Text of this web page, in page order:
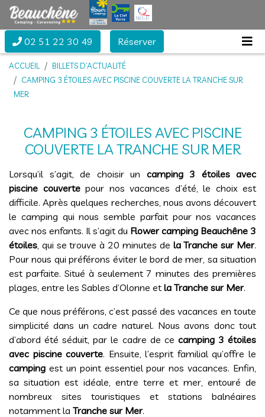
02 51 22 30 49 Réserver
ACCUEIL
BILLETS D’ACTUALITÉ
CAMPING 3 ÉTOILES AVEC PISCINE COUVERTE LA TRANCHE SUR
MER
CAMPING 3 ÉTOILES AVEC PISCINE
COUVERTE LA TRANCHE SUR MER
Lorsqu’il s’agit, de choisir un camping 3 étoiles avec
piscine couvertepour nos vacances d’été, le choix est
difficile. Après quelques recherches, nous avons découvert
le camping qui nous semble parfait pour nos vacances
avec nos enfants. Il s’agit du Flower camping Beauchêne 3
étoiles, qui se trouve à 20 minutes de la Tranche sur Mer.
Pour nous qui préférons éviter le bord de mer, sa situation
est parfaite. Situé à seulement 7 minutes des premières
plages, entre les Sables d’Olonne etla Tranche sur Mer.
Ce que nous préférons, c’est passé des vacances en toute
simplicité dans un cadre naturel. Nous avons donc tout
d’abord été séduit, par le cadre de ce camping 3 étoiles
avec piscine couverte. Ensuite, l’esprit familial qu’offre le
camping est un point essentiel pour nos vacances. Enfin,
sa situation est idéale, entre terre et mer, entouré de
nombreux sites touristiques et stations balnéaires
notamment la Tranche sur Mer.